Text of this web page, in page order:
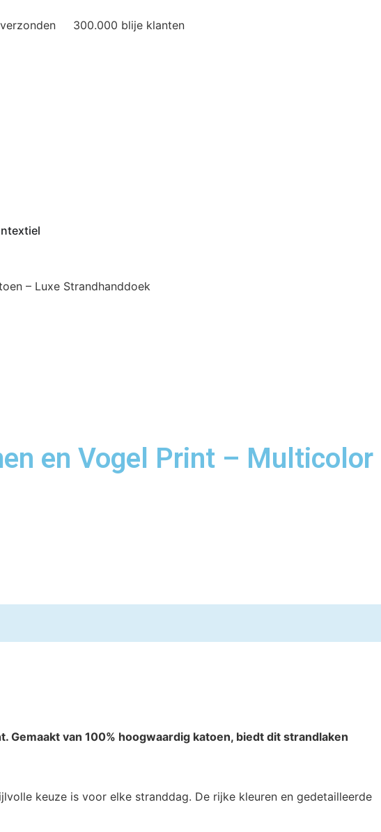
300.000 blije klanten
– Luxe Strandhanddoek
en Vogel Print – Multicolor
van 100% hoogwaardig katoen, biedt dit strandlaken
keuze is voor elke stranddag. De rijke kleuren en gedetailleerde